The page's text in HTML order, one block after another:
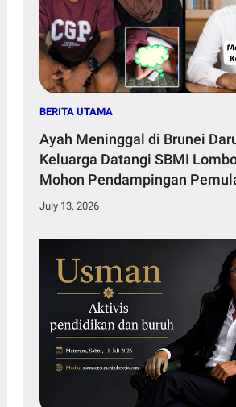
BERITA UTAMA
Ayah Meninggal di Brunei
Keluarga Datangi SBMI
Mohon Pendampingan
Jenazah
July 13, 2026